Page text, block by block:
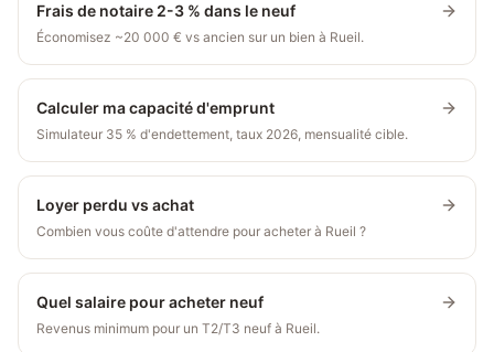
Frais de notaire 2-3 % dans le neuf
Économisez ~20 000 € vs ancien sur un bien à Rueil.
Calculer ma capacité d'emprunt
Simulateur 35 % d'endettement, taux 2026, mensualité cible.
Loyer perdu vs achat
Combien vous coûte d'attendre pour acheter à Rueil ?
Quel salaire pour acheter neuf
Revenus minimum pour un T2/T3 neuf à Rueil.